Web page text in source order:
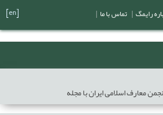
معارف اسلامی ایران با مجله
رایمگ تماس با ما